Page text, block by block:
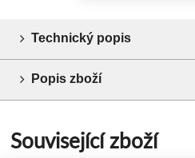
Technický popis
Popis zboží
Související zboží